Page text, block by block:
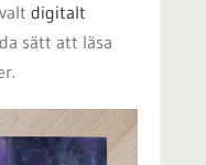
digitalt
sätt att läsa